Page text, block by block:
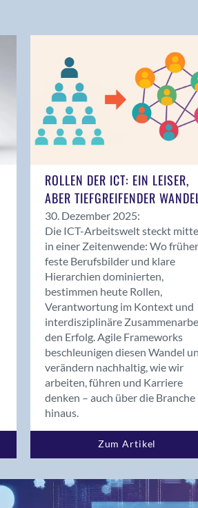
Balzers
Bassersdorf
Benken (SG)
Bergdietikon
Bern - Liebefeld
Bolligen
ROLLEN DER ICT: EIN LEISER,
ABER TIEFGREIFENDER
30. Dezember 2025:
Die ICT-Arbeitswelt steckt
in einer Zeitenwende: Wo früher
feste Berufsbilder und klare
Hierarchien dominierten,
bestimmen heute Rollen,
Verantwortung im Kontext und
interdisziplinäre
den Erfolg. Agile Frameworks
beschleunigen diesen Wandel
verändern nachhaltig, wie wir
arbeiten, führen und Karriere
denken – auch über die Branche
hinaus.
Zum Artikel